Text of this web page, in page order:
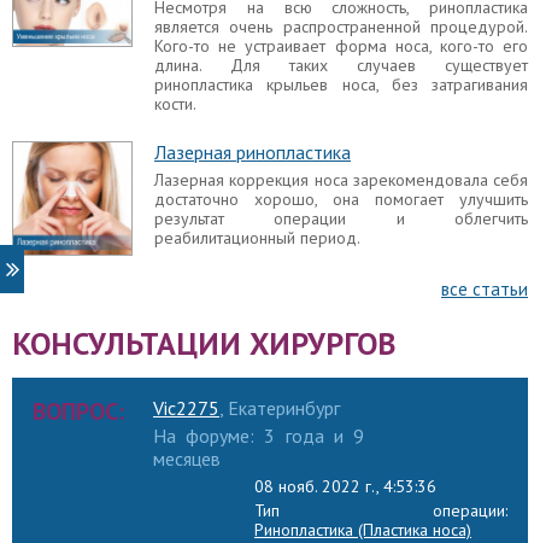
Несмотря на всю сложность, ринопластика
является очень распространенной процедурой.
Кого-то не устраивает форма носа, кого-то его
длина. Для таких случаев существует
ринопластика крыльев носа, без затрагивания
кости.
Лазерная ринопластика
Лазерная коррекция носа зарекомендовала себя
достаточно хорошо, она помогает улучшить
результат операции и облегчить
реабилитационный период.
все статьи
КОНСУЛЬТАЦИИ ХИРУРГОВ
ВОПРОС: Vic2275 , Екатеринбург
На форуме: 3 года и 9
месяцев
08 нояб. 2022 г., 4:53:36
Тип операции:
Ринопластика (Пластика носа)